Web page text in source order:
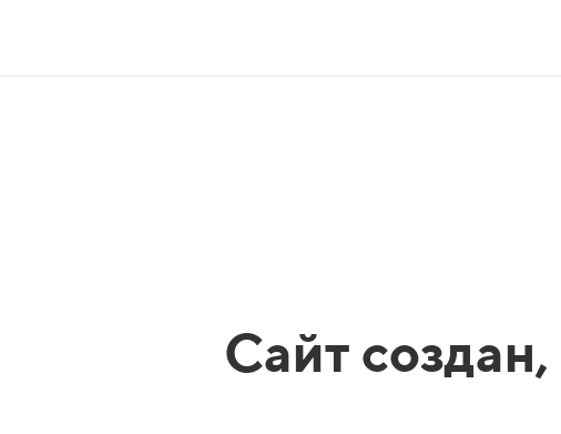
Сайт создан,